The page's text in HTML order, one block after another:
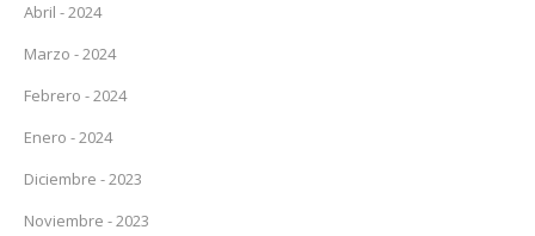
Abril - 2024
Marzo - 2024
Febrero - 2024
Enero - 2024
Diciembre - 2023
Noviembre - 2023